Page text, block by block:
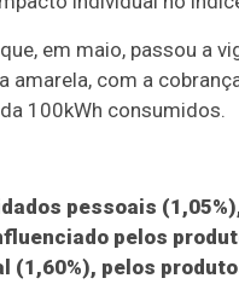
em maio, passou a
amarela, com a
100kWh consumidos.
pessoais
pelos
(1,60%), pelos